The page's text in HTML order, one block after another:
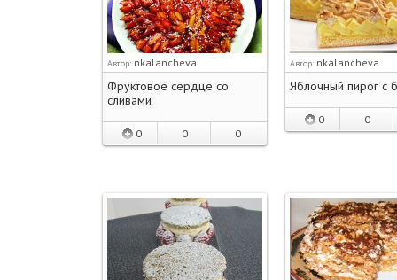
Автор: nkalancheva
Фруктовое сердце со
сливами
0 0 0
Автор: nkalancheva
Яблочный пирог с
0 0